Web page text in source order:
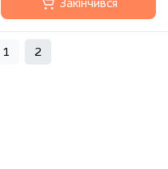
1 2